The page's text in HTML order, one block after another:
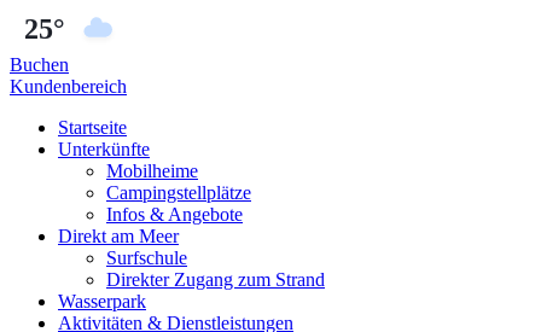
25°
Buchen
Kundenbereich
Startseite
Unterkünfte
Mobilheime
Campingstellplätze
Infos & Angebote
Direkt am Meer
Surfschule
Direkter Zugang zum Strand
Wasserpark
Aktivitäten & Dienstleistungen